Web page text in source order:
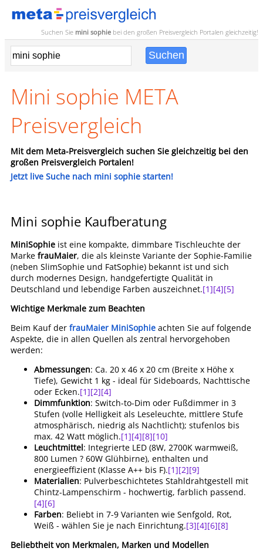
Suchen Sie mini sophie bei den großen Preisvergleich Portalen gleichzeitig!
Mini sophie META
Preisvergleich
Mit dem Meta-Preisvergleich suchen Sie gleichzeitig bei den
großen Preisvergleich Portalen!
Jetzt live Suche nach mini sophie starten!
Mini sophie Kaufberatung
MiniSophie ist eine kompakte, dimmbare Tischleuchte der
Marke frauMaier, die als kleinste Variante der Sophie-Familie
(neben SlimSophie und FatSophie) bekannt ist und sich
durch modernes Design, handgefertigte Qualität in
Deutschland und lebendige Farben auszeichnet.[1][4][5]
Wichtige Merkmale zum Beachten
Beim Kauf der frauMaier MiniSophie achten Sie auf folgende
Aspekte, die in allen Quellen als zentral hervorgehoben
werden:
Abmessungen: Ca. 20 x 46 x 20 cm (Breite x Höhe x
Tiefe), Gewicht 1 kg - ideal für Sideboards, Nachttische
oder Ecken.[1][2][4]
Dimmfunktion: Switch-to-Dim oder Fußdimmer in 3
Stufen (volle Helligkeit als Leseleuchte, mittlere Stufe
atmosphärisch, niedrig als Nachtlicht); stufenlos bis
max. 42 Watt möglich.[1][4][8][10]
Leuchtmittel: Integrierte LED (8W, 2700K warmweiß,
800 Lumen ? 60W Glühbirne), enthalten und
energieeffizient (Klasse A++ bis F).[1][2][9]
Materialien: Pulverbeschichtetes Stahldrahtgestell mit
Chintz-Lampenschirm - hochwertig, farblich passend.
[4][6]
Farben: Beliebt in 7-9 Varianten wie Senfgold, Rot,
Weiß - wählen Sie je nach Einrichtung.[3][4][6][8]
Beliebtheit von Merkmalen, Marken und Modellen